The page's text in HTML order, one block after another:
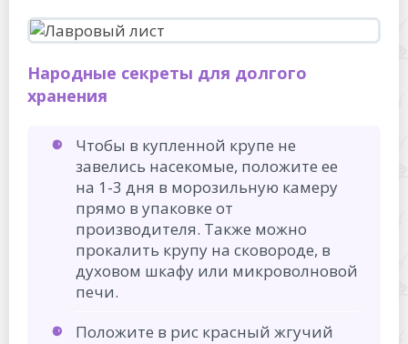
Народные секреты для долгого
хранения
Чтобы в купленной крупе не
завелись насекомые, положите ее
на 1-3 дня в морозильную камеру
прямо в упаковке от
производителя. Также можно
прокалить крупу на сковороде, в
духовом шкафу или микроволновой
печи.
Положите в рис красный жгучий